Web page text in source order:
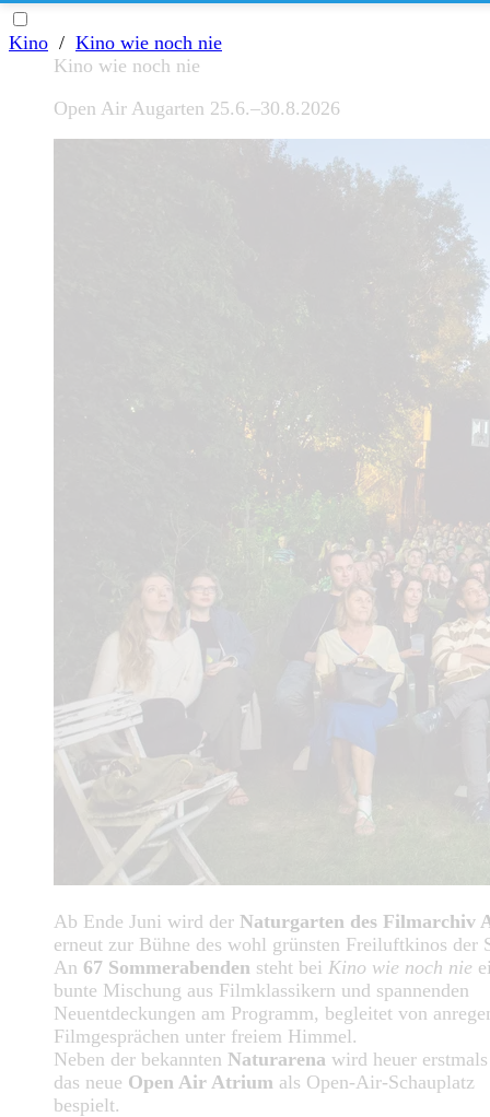
Kino / Kino wie noch nie
Kino wie noch nie
Open Air Augarten 25.6.–30.8.2026
Ab Ende Juni wird der Naturgarten des Filmarchiv
erneut zur Bühne des wohl grünsten Freiluftkinos der
An 67 Sommerabenden steht bei Kino wie noch nie
bunte Mischung aus Filmklassikern und spannenden
Neuentdeckungen am Programm, begleitet von
Filmgesprächen unter freiem Himmel.
Neben der bekannten Naturarena wird heuer
das neue Open Air Atrium als Open-Air-Schauplatz
bespielt.